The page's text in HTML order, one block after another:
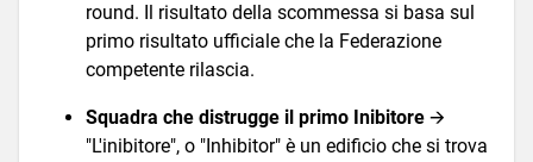
round. Il risultato della scommessa si basa sul
primo risultato ufficiale che la Federazione
competente rilascia.
Squadra che distrugge il primo Inibitore 🡪
"L'inibitore", o "Inhibitor" è un edificio che si trova